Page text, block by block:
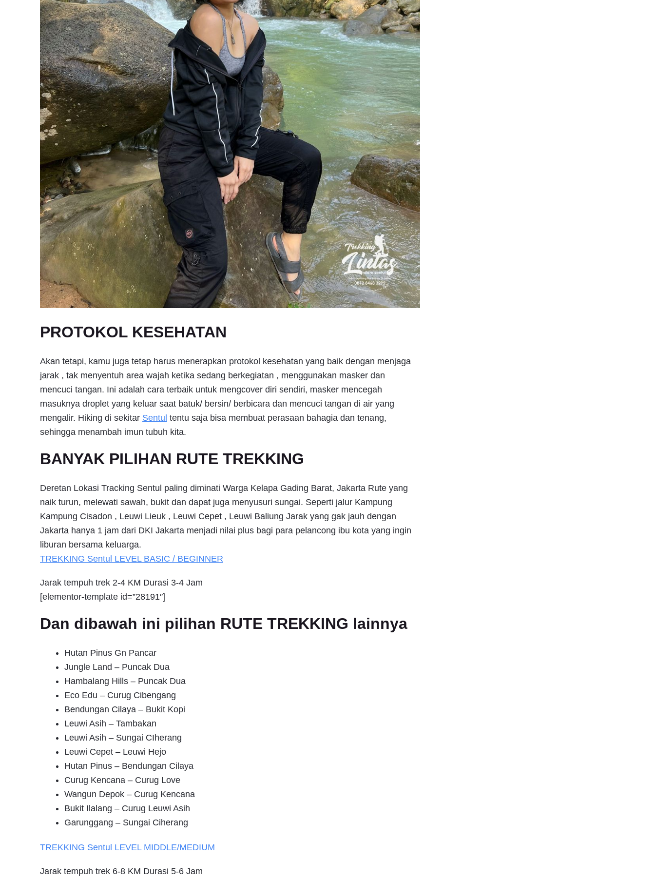
PROTOKOL KESEHATAN
Akan tetapi, kamu juga tetap harus menerapkan protokol kesehatan yang baik dengan menjaga
jarak , tak menyentuh area wajah ketika sedang berkegiatan , menggunakan masker dan
mencuci tangan. Ini adalah cara terbaik untuk mengcover diri sendiri, masker mencegah
masuknya droplet yang keluar saat batuk/ bersin/ berbicara dan mencuci tangan di air yang
mengalir. Hiking di sekitar Sentul tentu saja bisa membuat perasaan bahagia dan tenang,
sehingga menambah imun tubuh kita.
BANYAK PILIHAN RUTE TREKKING
Deretan Lokasi Tracking Sentul paling diminati Warga Kelapa Gading Barat, Jakarta Rute yang
naik turun, melewati sawah, bukit dan dapat juga menyusuri sungai. Seperti jalur Kampung
Kampung Cisadon , Leuwi Lieuk , Leuwi Cepet , Leuwi Baliung Jarak yang gak jauh dengan
Jakarta hanya 1 jam dari DKI Jakarta menjadi nilai plus bagi para pelancong ibu kota yang ingin
liburan bersama keluarga.
TREKKING Sentul LEVEL BASIC / BEGINNER
Jarak tempuh trek 2-4 KM Durasi 3-4 Jam
[elementor-template id=”28191″]
Dan dibawah ini pilihan RUTE TREKKING lainnya
Hutan Pinus Gn Pancar
Jungle Land – Puncak Dua
Hambalang Hills – Puncak Dua
Eco Edu – Curug Cibengang
Bendungan Cilaya – Bukit Kopi
Leuwi Asih – Tambakan
Leuwi Asih – Sungai CIherang
Leuwi Cepet – Leuwi Hejo
Hutan Pinus – Bendungan Cilaya
Curug Kencana – Curug Love
Wangun Depok – Curug Kencana
Bukit Ilalang – Curug Leuwi Asih
Garunggang – Sungai Ciherang
TREKKING Sentul LEVEL MIDDLE/MEDIUM
Jarak tempuh trek 6-8 KM Durasi 5-6 Jam